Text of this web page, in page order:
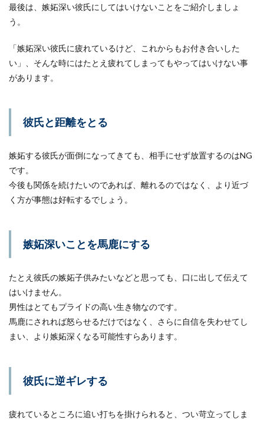
最後は、嫉妬深い彼氏にしてはいけないことをご紹介しましょ
う。
「嫉妬深い彼氏に疲れているけど、これからもお付き合いした
い」、そんな時にはたとえ疲れてしまってもやってはいけない事
があります。
彼氏と距離をとる
嫉妬する彼氏が面倒になってきても、相手にせず放置するのはNG
です。
今後も関係を続けたいのであれば、離れるのではなく、より近づ
く方が事態は好転するでしょう。
嫉妬深いことを馬鹿にする
たとえ彼氏の嫉妬子供みたいなどと思っても、口に出して伝えて
はいけません。
男性はとてもプライドの高い生き物なのです。
馬鹿にされれば怒らせるだけではなく、さらに自信を失わせてし
まい、より嫉妬深くなる可能性すらあります。
彼氏に逆ギレする
疲れているところに追い打ちを掛けられると、つい苛立ってしま